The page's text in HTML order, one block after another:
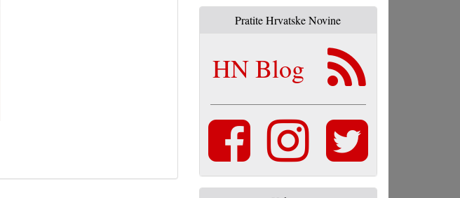
Pratite Hrvatske Novine
HN Blog